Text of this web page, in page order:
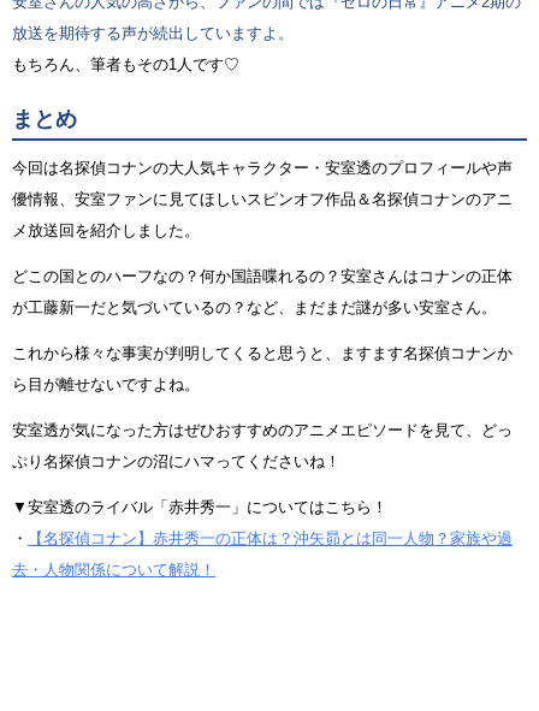
放送を期待する声が続出していますよ。
もちろん、筆者もその1人です♡
まとめ
今回は名探偵コナンの大人気キャラクター・安室透のプロフィールや声
優情報、安室ファンに見てほしいスピンオフ作品＆名探偵コナンのアニ
メ放送回を紹介しました。
どこの国とのハーフなの？何か国語喋れるの？安室さんはコナンの正体
が工藤新一だと気づいているの？など、まだまだ謎が多い安室さん。
これから様々な事実が判明してくると思うと、ますます名探偵コナンか
ら目が離せないですよね。
安室透が気になった方はぜひおすすめのアニメエピソードを見て、どっ
ぷり名探偵コナンの沼にハマってくださいね！
▼安室透のライバル「赤井秀一」についてはこちら！
・
【名探偵コナン】赤井秀一の正体は？沖矢昴とは同一人物？家族や過
去・人物関係について解説！